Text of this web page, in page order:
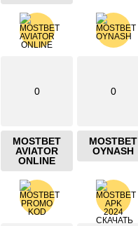
0
MOSTBET
AVIATOR
ONLINE
0
MOSTBET
OYNASH